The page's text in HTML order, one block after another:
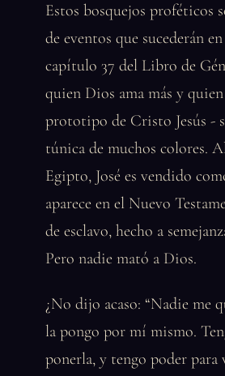
Estos bosquejos proféticos
de eventos que sucederán
capítulo 37 del Libro de
quien Dios ama más y quien
prototipo de Cristo Jesús -
túnica de muchos colores.
Egipto, José es vendido
aparece en el Nuevo
de esclavo, hecho a
Pero nadie mató a Dios.
¿No dijo acaso: “Nadie me
la pongo por mí mismo.
ponerla, y tengo poder para